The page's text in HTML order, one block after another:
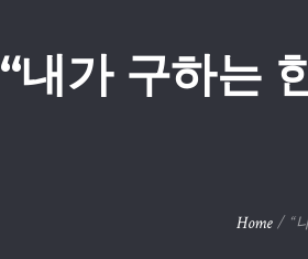
“내가 구하는
Home / “